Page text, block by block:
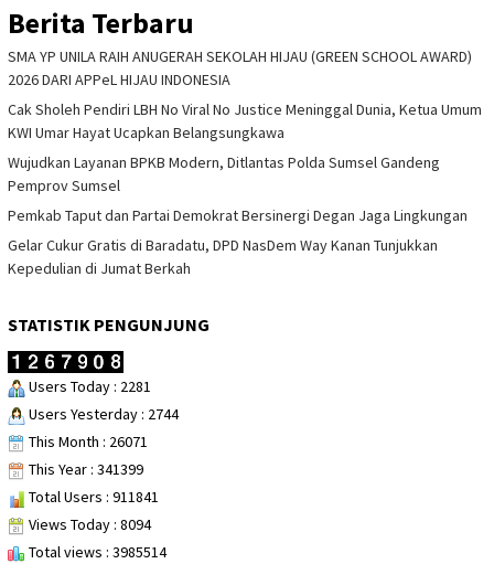
Berita Terbaru
SMA YP UNILA RAIH ANUGERAH SEKOLAH HIJAU (GREEN SCHOOL AWARD)
2026 DARI APPeL HIJAU INDONESIA
Cak Sholeh Pendiri LBH No Viral No Justice Meninggal Dunia, Ketua Umum
KWI Umar Hayat Ucapkan Belangsungkawa
Wujudkan Layanan BPKB Modern, Ditlantas Polda Sumsel Gandeng
Pemprov Sumsel
Pemkab Taput dan Partai Demokrat Bersinergi Degan Jaga Lingkungan
Gelar Cukur Gratis di Baradatu, DPD NasDem Way Kanan Tunjukkan
Kepedulian di Jumat Berkah
STATISTIK PENGUNJUNG
Users Today : 2281
Users Yesterday : 2744
This Month : 26071
This Year : 341399
Total Users : 911841
Views Today : 8094
Total views : 3985514